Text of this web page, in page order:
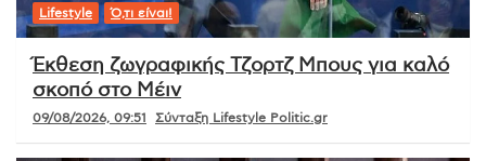
Lifestyle Ό,τι είναι!
Έκθεση ζωγραφικής Τζορτζ Μπους για καλό
σκοπό στο Μέιν
09/08/2026, 09:51 Σύνταξη Lifestyle Politic.gr